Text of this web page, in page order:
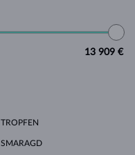
13 909 €
TROPFEN
SMARAGD